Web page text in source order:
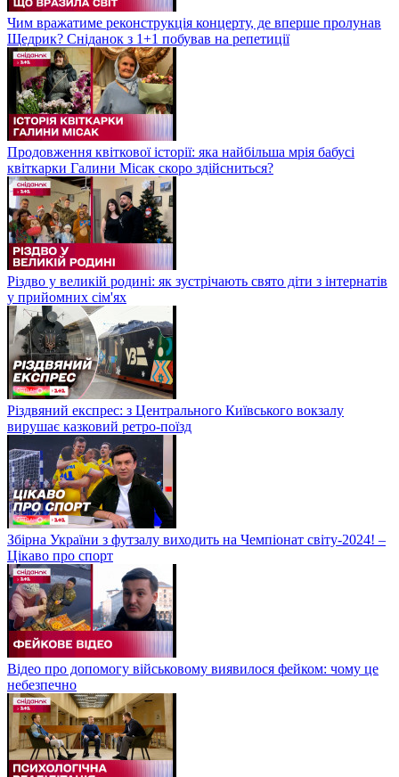
Чим вражатиме реконструкція концерту, де вперше пролунав
Щедрик? Сніданок з 1+1 побував на репетиції
Продовження квіткової історії: яка найбільша мрія бабусі
квіткарки Галини Місак скоро здійсниться?
Різдво у великій родині: як зустрічають свято діти з інтернатів
у прийомних сім'ях
Різдвяний експрес: з Центрального Київського вокзалу
вирушає казковий ретро-поїзд
Збірна України з футзалу виходить на Чемпіонат світу-2024! –
Цікаво про спорт
Відео про допомогу військовому виявилося фейком: чому це
небезпечно